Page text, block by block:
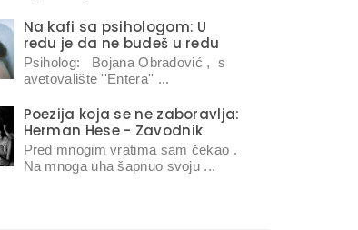
Na kafi sa psihologom: U
redu je da ne budeš u redu
Psiholog: Bojana Obradović , s
avetovalište ''Entera'' ...
Poezija koja se ne zaboravlja:
Herman Hese - Zavodnik
Pred mnogim vratima sam čekao .
Na mnoga uha šapnuo svoju ...